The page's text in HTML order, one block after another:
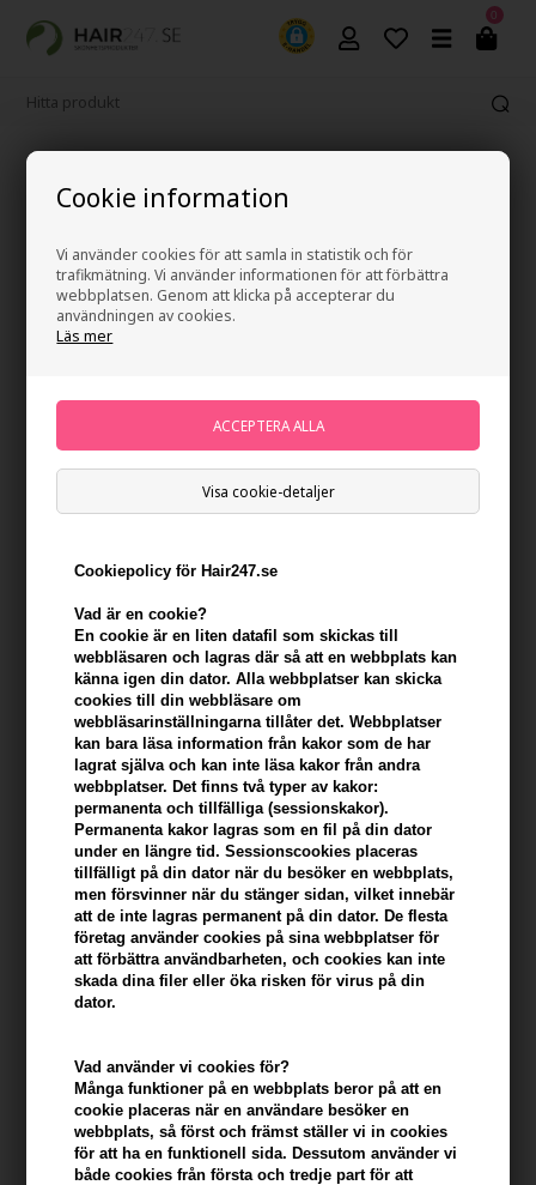
Cookie information
Vi använder cookies för att samla in statistik och för
trafikmätning. Vi använder informationen för att förbättra
webbplatsen. Genom att klicka på accepterar du
användningen av cookies.
Läs mer
Visa cookie-detaljer
Cookiepolicy för Hair247.se
Vad är en cookie?
En cookie är en liten datafil som skickas till
webbläsaren och lagras där så att en webbplats kan
känna igen din dator. Alla webbplatser kan skicka
cookies till din webbläsare om
webbläsarinställningarna tillåter det. Webbplatser
kan bara läsa information från kakor som de har
lagrat själva och kan inte läsa kakor från andra
webbplatser. Det finns två typer av kakor:
permanenta och tillfälliga (sessionskakor).
Permanenta kakor lagras som en fil på din dator
under en längre tid. Sessionscookies placeras
tillfälligt på din dator när du besöker en webbplats,
men försvinner när du stänger sidan, vilket innebär
att de inte lagras permanent på din dator. De flesta
företag använder cookies på sina webbplatser för
att förbättra användbarheten, och cookies kan inte
skada dina filer eller öka risken för virus på din
dator.
Vad använder vi cookies för?
Många funktioner på en webbplats beror på att en
cookie placeras när en användare besöker en
webbplats, så först och främst ställer vi in ​​cookies
för att ha en funktionell sida. Dessutom använder vi
både cookies från första och tredje part för att
0
Lernberg Stafsing Hydrating & strengthening
Conditioner 250ml
Varumärken» Lernberger Stafsing Brand:Lernberger Stafsing
318,00SEK
+
Du tjänar 16 Bonuskronor på köp av denna artikel -Visa mitt
konto
KÖP FÖR YTTERLIGARE 499,00 SEK OCH FÅ FRI FRAKT